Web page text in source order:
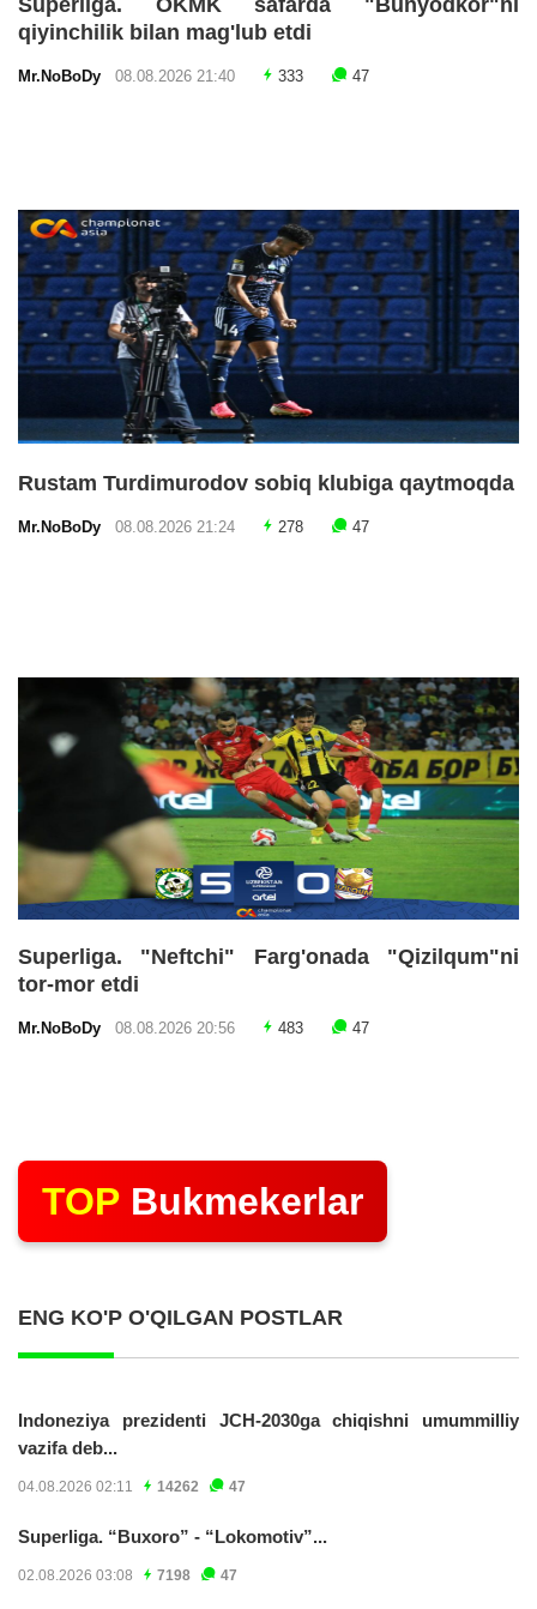
Superliga. OKMK safarda "Bunyodkor"ni
qiyinchilik bilan mag'lub etdi
Mr.NoBoDy 08.08.2026 21:40 333 47
Rustam Turdimurodov sobiq klubiga qaytmoqda
Mr.NoBoDy 08.08.2026 21:24 278 47
Superliga. "Neftchi" Farg'onada "Qizilqum"ni
tor-mor etdi
Mr.NoBoDy 08.08.2026 20:56 483 47
TOP Bukmekerlar
ENG KO'P O'QILGAN POSTLAR
Indoneziya prezidenti JCH-2030ga chiqishni umummilliy
vazifa deb...
04.08.2026 02:11 14262 47
Superliga. “Buxoro” - “Lokomotiv”...
02.08.2026 03:08 7198 47